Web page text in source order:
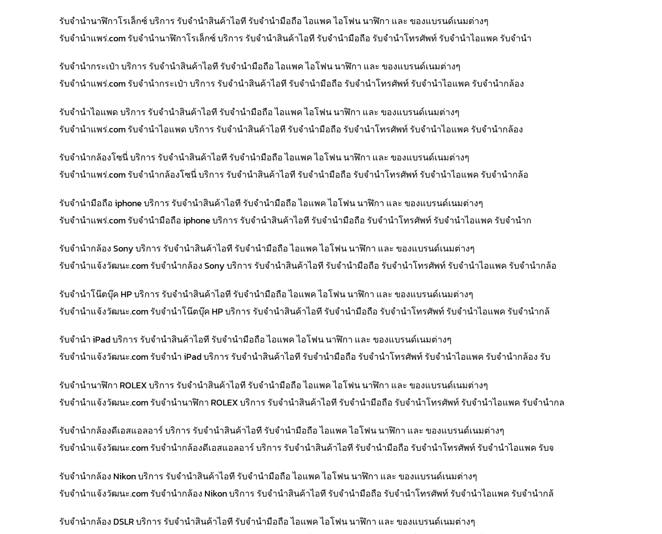
รับจำนำนาฬิกาโรเล็กซ์ บริการ รับจำนำสินค้าไอที รับจำนำมือถือ ไอแพค ไอโฟน นาฬิกา และ ของแบรนด์เนมต่างๆ
รับจํานําแพร่.com รับจำนำนาฬิกาโรเล็กซ์ บริการ รับจำนำสินค้าไอที รับจำนำมือถือ รับจำนำโทรศัพท์ รับจำนำไอแพค รับจำนำ
รับจำนำกระเป๋า บริการ รับจำนำสินค้าไอที รับจำนำมือถือ ไอแพค ไอโฟน นาฬิกา และ ของแบรนด์เนมต่างๆ
รับจํานําแพร่.com รับจำนำกระเป๋า บริการ รับจำนำสินค้าไอที รับจำนำมือถือ รับจำนำโทรศัพท์ รับจำนำไอแพค รับจำนำกล้อง
รับจำนำไอแพด บริการ รับจำนำสินค้าไอที รับจำนำมือถือ ไอแพค ไอโฟน นาฬิกา และ ของแบรนด์เนมต่างๆ
รับจํานําแพร่.com รับจำนำไอแพด บริการ รับจำนำสินค้าไอที รับจำนำมือถือ รับจำนำโทรศัพท์ รับจำนำไอแพค รับจำนำกล้อง
รับจำนำกล้องโซนี่ บริการ รับจำนำสินค้าไอที รับจำนำมือถือ ไอแพค ไอโฟน นาฬิกา และ ของแบรนด์เนมต่างๆ
รับจํานําแพร่.com รับจำนำกล้องโซนี่ บริการ รับจำนำสินค้าไอที รับจำนำมือถือ รับจำนำโทรศัพท์ รับจำนำไอแพค รับจำนำกล้อ
รับจำนำมือถือ iphone บริการ รับจำนำสินค้าไอที รับจำนำมือถือ ไอแพค ไอโฟน นาฬิกา และ ของแบรนด์เนมต่างๆ
รับจํานําแพร่.com รับจำนำมือถือ iphone บริการ รับจำนำสินค้าไอที รับจำนำมือถือ รับจำนำโทรศัพท์ รับจำนำไอแพค รับจำนำก
รับจำนำกล้อง Sony บริการ รับจำนำสินค้าไอที รับจำนำมือถือ ไอแพค ไอโฟน นาฬิกา และ ของแบรนด์เนมต่างๆ
รับจํานําแจ้งวัฒนะ.com รับจำนำกล้อง Sony บริการ รับจำนำสินค้าไอที รับจำนำมือถือ รับจำนำโทรศัพท์ รับจำนำไอแพค รับจำนำกล้อ
รับจำนำโน๊ตบุ๊ค HP บริการ รับจำนำสินค้าไอที รับจำนำมือถือ ไอแพค ไอโฟน นาฬิกา และ ของแบรนด์เนมต่างๆ
รับจํานําแจ้งวัฒนะ.com รับจำนำโน๊ตบุ๊ค HP บริการ รับจำนำสินค้าไอที รับจำนำมือถือ รับจำนำโทรศัพท์ รับจำนำไอแพค รับจำนำกล้
รับจำนำ iPad บริการ รับจำนำสินค้าไอที รับจำนำมือถือ ไอแพค ไอโฟน นาฬิกา และ ของแบรนด์เนมต่างๆ
รับจํานําแจ้งวัฒนะ.com รับจำนำ iPad บริการ รับจำนำสินค้าไอที รับจำนำมือถือ รับจำนำโทรศัพท์ รับจำนำไอแพค รับจำนำกล้อง รับ
รับจำนำนาฬิกา ROLEX บริการ รับจำนำสินค้าไอที รับจำนำมือถือ ไอแพค ไอโฟน นาฬิกา และ ของแบรนด์เนมต่างๆ
รับจํานําแจ้งวัฒนะ.com รับจำนำนาฬิกา ROLEX บริการ รับจำนำสินค้าไอที รับจำนำมือถือ รับจำนำโทรศัพท์ รับจำนำไอแพค รับจำนำกล
รับจำนำกล้องดีเอสแอลอาร์ บริการ รับจำนำสินค้าไอที รับจำนำมือถือ ไอแพค ไอโฟน นาฬิกา และ ของแบรนด์เนมต่างๆ
รับจํานําแจ้งวัฒนะ.com รับจำนำกล้องดีเอสแอลอาร์ บริการ รับจำนำสินค้าไอที รับจำนำมือถือ รับจำนำโทรศัพท์ รับจำนำไอแพค รับจ
รับจำนำกล้อง Nikon บริการ รับจำนำสินค้าไอที รับจำนำมือถือ ไอแพค ไอโฟน นาฬิกา และ ของแบรนด์เนมต่างๆ
รับจํานําแจ้งวัฒนะ.com รับจำนำกล้อง Nikon บริการ รับจำนำสินค้าไอที รับจำนำมือถือ รับจำนำโทรศัพท์ รับจำนำไอแพค รับจำนำกล้
รับจำนำกล้อง DSLR บริการ รับจำนำสินค้าไอที รับจำนำมือถือ ไอแพค ไอโฟน นาฬิกา และ ของแบรนด์เนมต่างๆ